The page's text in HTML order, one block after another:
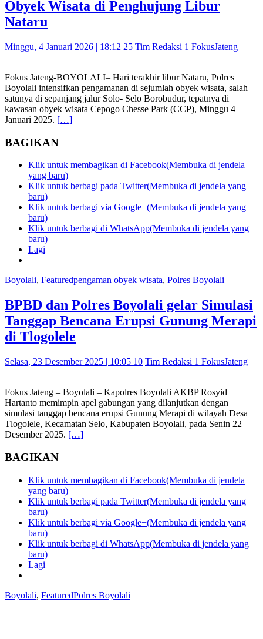
Obyek Wisata di Penghujung Libur
Nataru
Minggu, 4 Januari 2026 | 18:12 25 Tim Redaksi 1 FokusJateng
Fokus Jateng-BOYOLALI– Hari terakhir libur Nataru, Polres
Boyolali intensifkan pengamanan di sejumlah obyek wisata, salah
satunya di sepanjang jalur Solo- Selo Borobudur, tepatnya di
kawasan obyek wisata Cepogo Chesse Park (CCP), Minggu 4
Januari 2025. […]
BAGIKAN
Klik untuk membagikan di Facebook(Membuka di jendela
yang baru)
Klik untuk berbagi pada Twitter(Membuka di jendela yang
baru)
Klik untuk berbagi via Google+(Membuka di jendela yang
baru)
Klik untuk berbagi di WhatsApp(Membuka di jendela yang
baru)
Lagi
Boyolali, Featuredpengaman obyek wisata, Polres Boyolali
BPBD dan Polres Boyolali gelar Simulasi
Tanggap Bencana Erupsi Gunung Merapi
di Tlogolele
Selasa, 23 Desember 2025 | 10:05 10 Tim Redaksi 1 FokusJateng
Fokus Jateng – Boyolali – Kapolres Boyolali AKBP Rosyid
Hartanto memimpin apel gabungan yang dilanjutkan dengan
simulasi tanggap bencana erupsi Gunung Merapi di wilayah Desa
Tlogolele, Kecamatan Selo, Kabupaten Boyolali, pada Senin 22
Desember 2025. […]
BAGIKAN
Klik untuk membagikan di Facebook(Membuka di jendela
yang baru)
Klik untuk berbagi pada Twitter(Membuka di jendela yang
baru)
Klik untuk berbagi via Google+(Membuka di jendela yang
baru)
Klik untuk berbagi di WhatsApp(Membuka di jendela yang
baru)
Lagi
Boyolali, FeaturedPolres Boyolali